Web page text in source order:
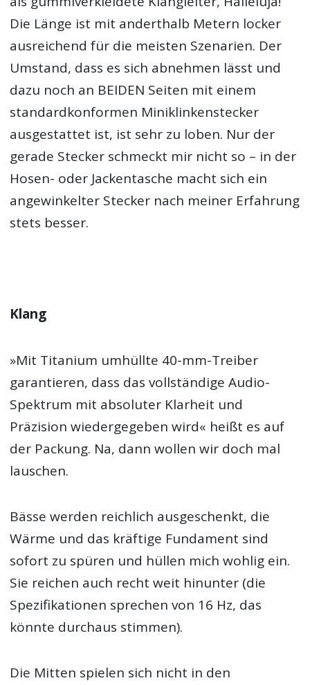
Die Länge ist mit anderthalb Metern locker
ausreichend für die meisten Szenarien. Der
Umstand, dass es sich abnehmen lässt und
dazu noch an BEIDEN Seiten mit einem
standardkonformen Miniklinkenstecker
ausgestattet ist, ist sehr zu loben. Nur der
gerade Stecker schmeckt mir nicht so – in der
Hosen- oder Jackentasche macht sich ein
angewinkelter Stecker nach meiner Erfahrung
stets besser.
Klang
»Mit Titanium umhüllte 40-mm-Treiber
garantieren, dass das vollständige Audio-
Spektrum mit absoluter Klarheit und
Präzision wiedergegeben wird« heißt es auf
der Packung. Na, dann wollen wir doch mal
lauschen.
Bässe werden reichlich ausgeschenkt, die
Wärme und das kräftige Fundament sind
sofort zu spüren und hüllen mich wohlig ein.
Sie reichen auch recht weit hinunter (die
Spezifikationen sprechen von 16 Hz, das
könnte durchaus stimmen).
Die Mitten spielen sich nicht in den